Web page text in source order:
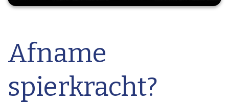
Afname
spierkracht?